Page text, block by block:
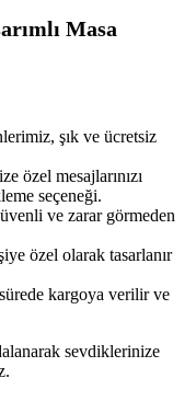
Masa
şık ve ücretsiz
özel mesajlarınızı
seçeneği.
ve zarar görmeden
özel olarak tasarlanır
kargoya verilir ve
sevdiklerinize